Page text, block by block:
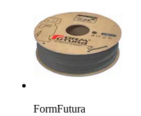
FormFutura